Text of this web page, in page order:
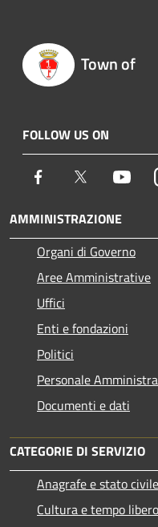
Town of
FOLLOW US ON
Facebook Twitter
AMMINISTRAZIONE
Organi di Governo
Aree Amministrative
Uffici
Enti e fondazioni
Politici
Personale
Documenti e dati
CATEGORIE DI SERVIZIO
Anagrafe e stato civile
Cultura e tempo libero